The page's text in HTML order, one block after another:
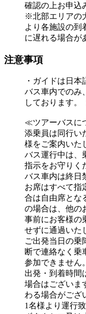
確認の上お申込
※北部エリアの
より各施設の到
に遅れる場合が
注意事項
・ガイドは日
バス車内でのみ
しております。
≪ツアーバスに
添乗員は同行い
様をご案内いた
バス運行中は、
指示をお守りく
バス車内は終日
お席はすべて指
合は自由席とな
の場合は、他の
事前にお客様の
せずに通過いた
ご出発当日の乗
断で連絡なく乗
参加できません。
出発・到着時間
場合はございま
わる場合がござ
1名様より運行